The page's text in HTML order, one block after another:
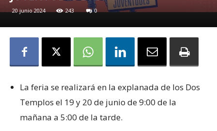
20 junio 2024 243 0
La feria se realizará en la explanada de los Dos
Templos el 19 y 20 de junio de 9:00 de la
mañana a 5:00 de la tarde.